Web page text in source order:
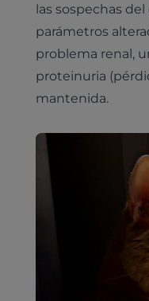
las sospechas
parámetros
problema renal,
proteinuria
mantenida.